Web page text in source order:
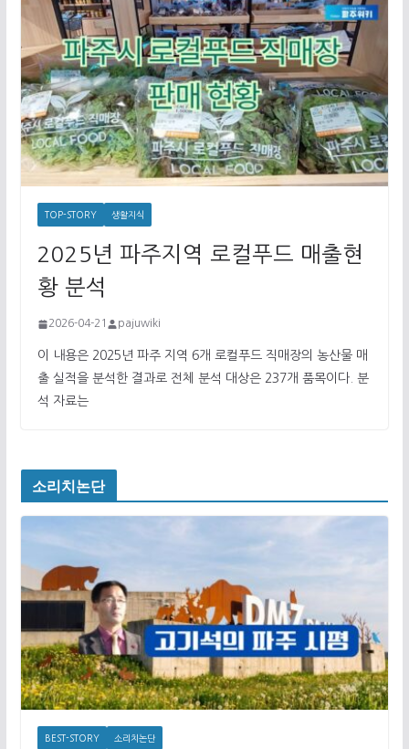
TOP-STORY 생활지식
2025년 파주지역 로컬푸드 매출현
황 분석
2026-04-21 pajuwiki
이 내용은 2025년 파주 지역 6개 로컬푸드 직매장의 농산물 매
출 실적을 분석한 결과로 전체 분석 대상은 237개 품목이다. 분
석 자료는
소리치논단
BEST-STORY 소리치논단